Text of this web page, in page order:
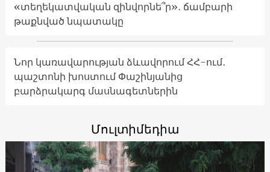
«տեղեկատվական զինվորնե՞ր»․ ճամբարի
թաքնված նպատակը
Նոր կառավարության ձևավորում ՀՀ-ում․
պաշտոնի խոստում Փաշինյանից
բարձրակարգ մասնագետներին
Մուլտիմեդիա